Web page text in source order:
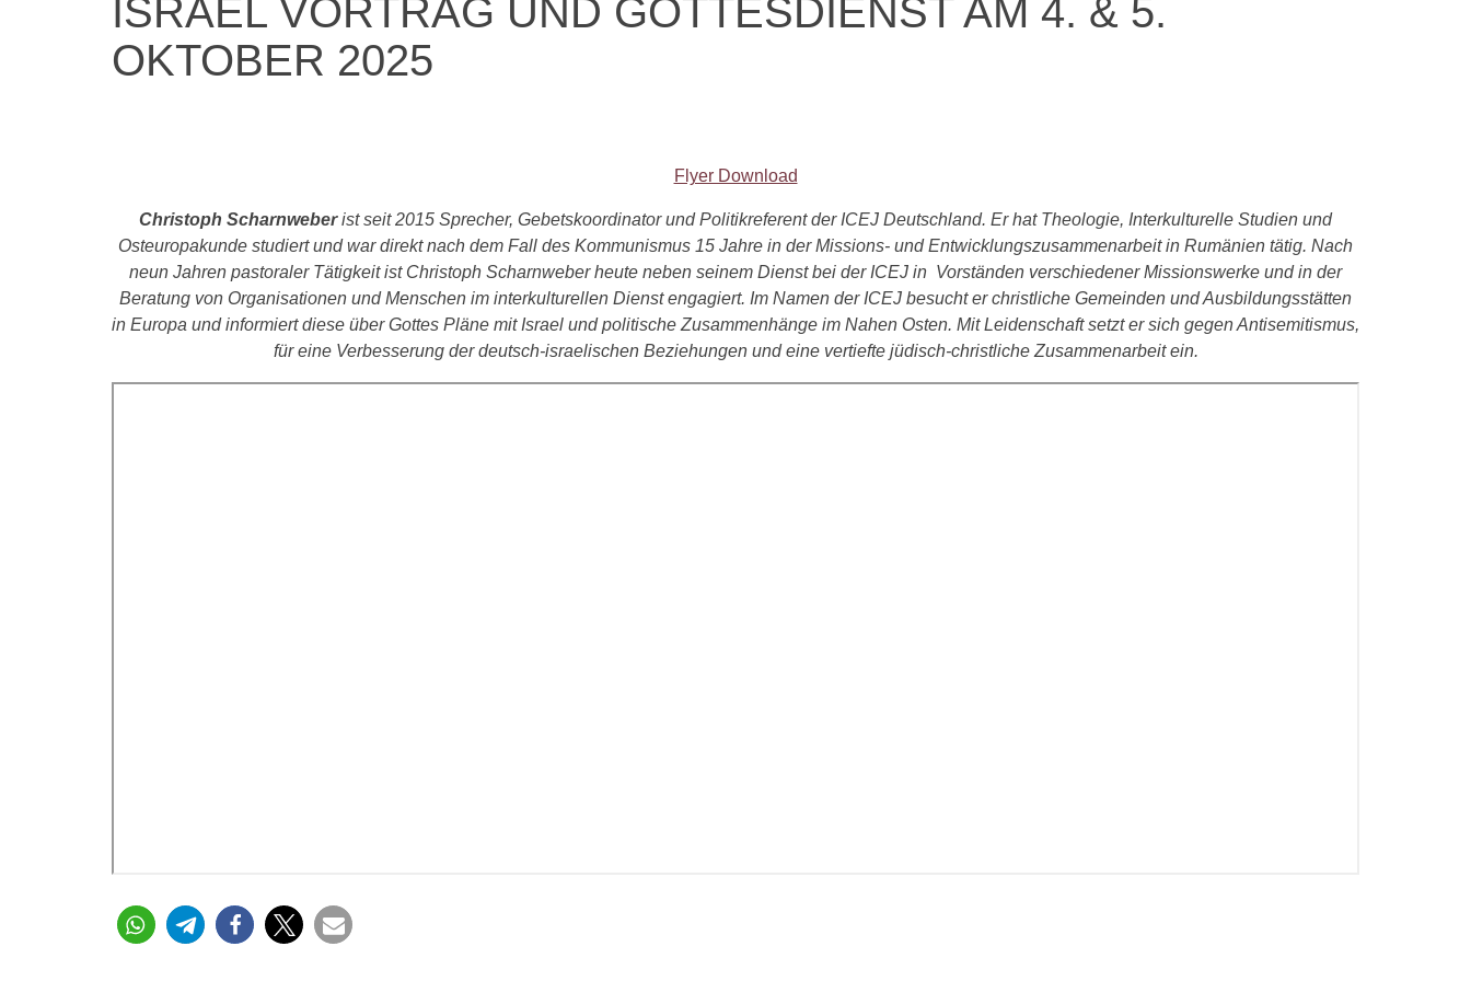
ISRAEL VORTRAG UND GOTTESDIENST AM 4. & 5.
OKTOBER 2025
Flyer Download
Christoph Scharnweberist seit 2015 Sprecher, Gebetskoordinator und Politikreferent der ICEJ Deutschland. Er hat Theologie, Interkulturelle Studien und
Osteuropakunde studiert und war direkt nach dem Fall des Kommunismus 15 Jahre in der Missions- und Entwicklungszusammenarbeit in Rumänien tätig. Nach
neun Jahren pastoraler Tätigkeit ist Christoph Scharnweber heute neben seinem Dienst bei der ICEJ in Vorständen verschiedener Missionswerke und in der
Beratung von Organisationen und Menschen im interkulturellen Dienst engagiert. Im Namen der ICEJ besucht er christliche Gemeinden und Ausbildungsstätten
in Europa und informiert diese über Gottes Pläne mit Israel und politische Zusammenhänge im Nahen Osten. Mit Leidenschaft setzt er sich gegen Antisemitismus,
für eine Verbesserung der deutsch-israelischen Beziehungen und eine vertiefte jüdisch-christliche Zusammenarbeit ein.